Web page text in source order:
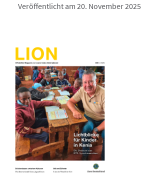
Veröffentlicht am 20. November 2025